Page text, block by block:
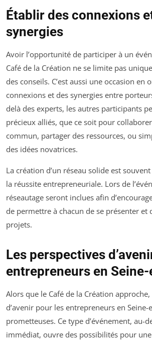
Établir des connexions
synergies
Avoir l’opportunité de participer à un
Café de la Création ne se limite pas
des conseils. C’est aussi une occasion en
connexions et des synergies entre
delà des experts, les autres participants
précieux alliés, que ce soit pour
commun, partager des ressources, ou
des idées novatrices.
La création d’un réseau solide est
la réussite entrepreneuriale. Lors de
réseautage seront inclues afin
de permettre à chacun de se présenter et
projets.
Les perspectives
entrepreneurs en
Alors que le Café de la Création
d’avenir pour les entrepreneurs en
prometteuses. Ce type d’événement, au-
immédiat, ouvre des possibilités pour